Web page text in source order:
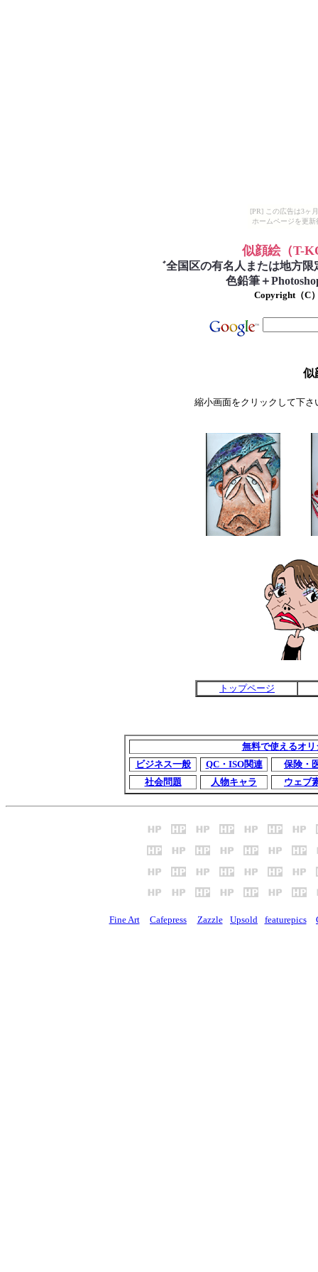
[PR] この広告は3ヶ
ホームページを更
似顔絵（T-
゛全国区の有名人または地方
色鉛筆＋
Copyright（C
似
縮小画面をクリックして下
トップページ
無料で使えるオ
ビジネス一般
QC・ISO関連
保険・
社会問題
人物キャラ ウェブ
Fine Art Cafepress Zazzle Upsold featurepics